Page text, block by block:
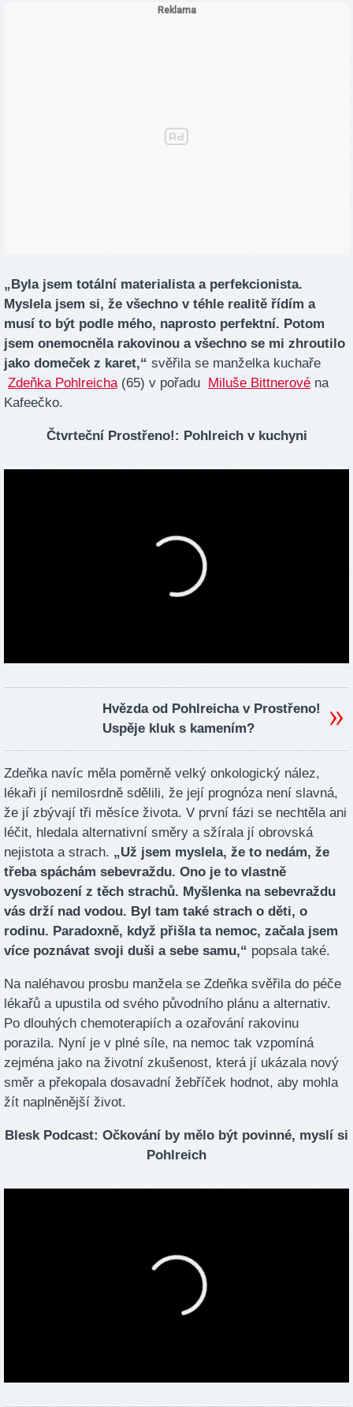
„Byla jsem totální materialista a perfekcionista.
Myslela jsem si, že všechno v téhle realitě řídím a
musí to být podle mého, naprosto perfektní. Potom
jsem onemocněla rakovinou a všechno se mi zhroutilo
jako domeček z karet,“ svěřila se manželka kuchaře
Zdeňka Pohlreicha(65) v pořadu Miluše Bittnerové na
Kafeečko.
Čtvrteční Prostřeno!: Pohlreich v kuchyni
Hvězda od Pohlreicha v Prostřeno!
Uspěje kluk s kamením?
Zdeňka navíc měla poměrně velký onkologický nález,
lékaři jí nemilosrdně sdělili, že její prognóza není slavná,
že jí zbývají tři měsíce života. V první fázi se nechtěla ani
léčit, hledala alternativní směry a sžírala jí obrovská
nejistota a strach. „Už jsem myslela, že to nedám, že
třeba spáchám sebevraždu. Ono je to vlastně
vysvobození z těch strachů. Myšlenka na sebevraždu
vás drží nad vodou. Byl tam také strach o děti, o
rodinu. Paradoxně, když přišla ta nemoc, začala jsem
více poznávat svoji duši a sebe samu,“ popsala také.
Na naléhavou prosbu manžela se Zdeňka svěřila do péče
lékařů a upustila od svého původního plánu a alternativ.
Po dlouhých chemoterapiích a ozařování rakovinu
porazila. Nyní je v plné síle, na nemoc tak vzpomíná
zejména jako na životní zkušenost, která jí ukázala nový
směr a překopala dosavadní žebříček hodnot, aby mohla
žít naplněnější život.
Blesk Podcast: Očkování by mělo být povinné, myslí si
Pohlreich